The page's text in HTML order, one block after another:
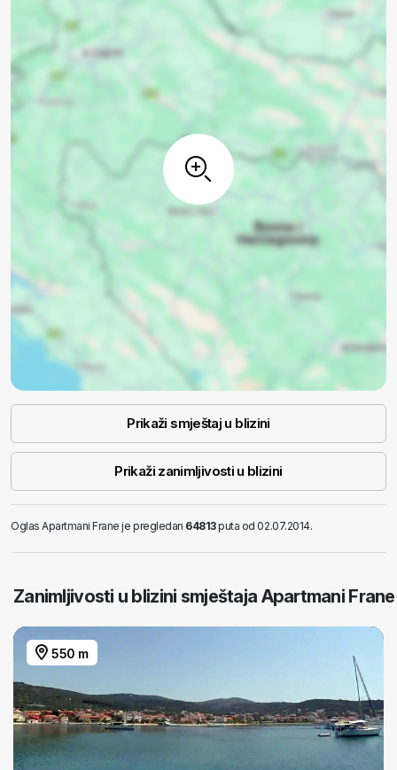
Prikaži smještaj u blizini
Prikaži zanimljivosti u blizini
Oglas Apartmani Frane je pregledan 64813puta od 02.07.2014.
Zanimljivosti u blizini smještaja Apartmani Frane
550 m